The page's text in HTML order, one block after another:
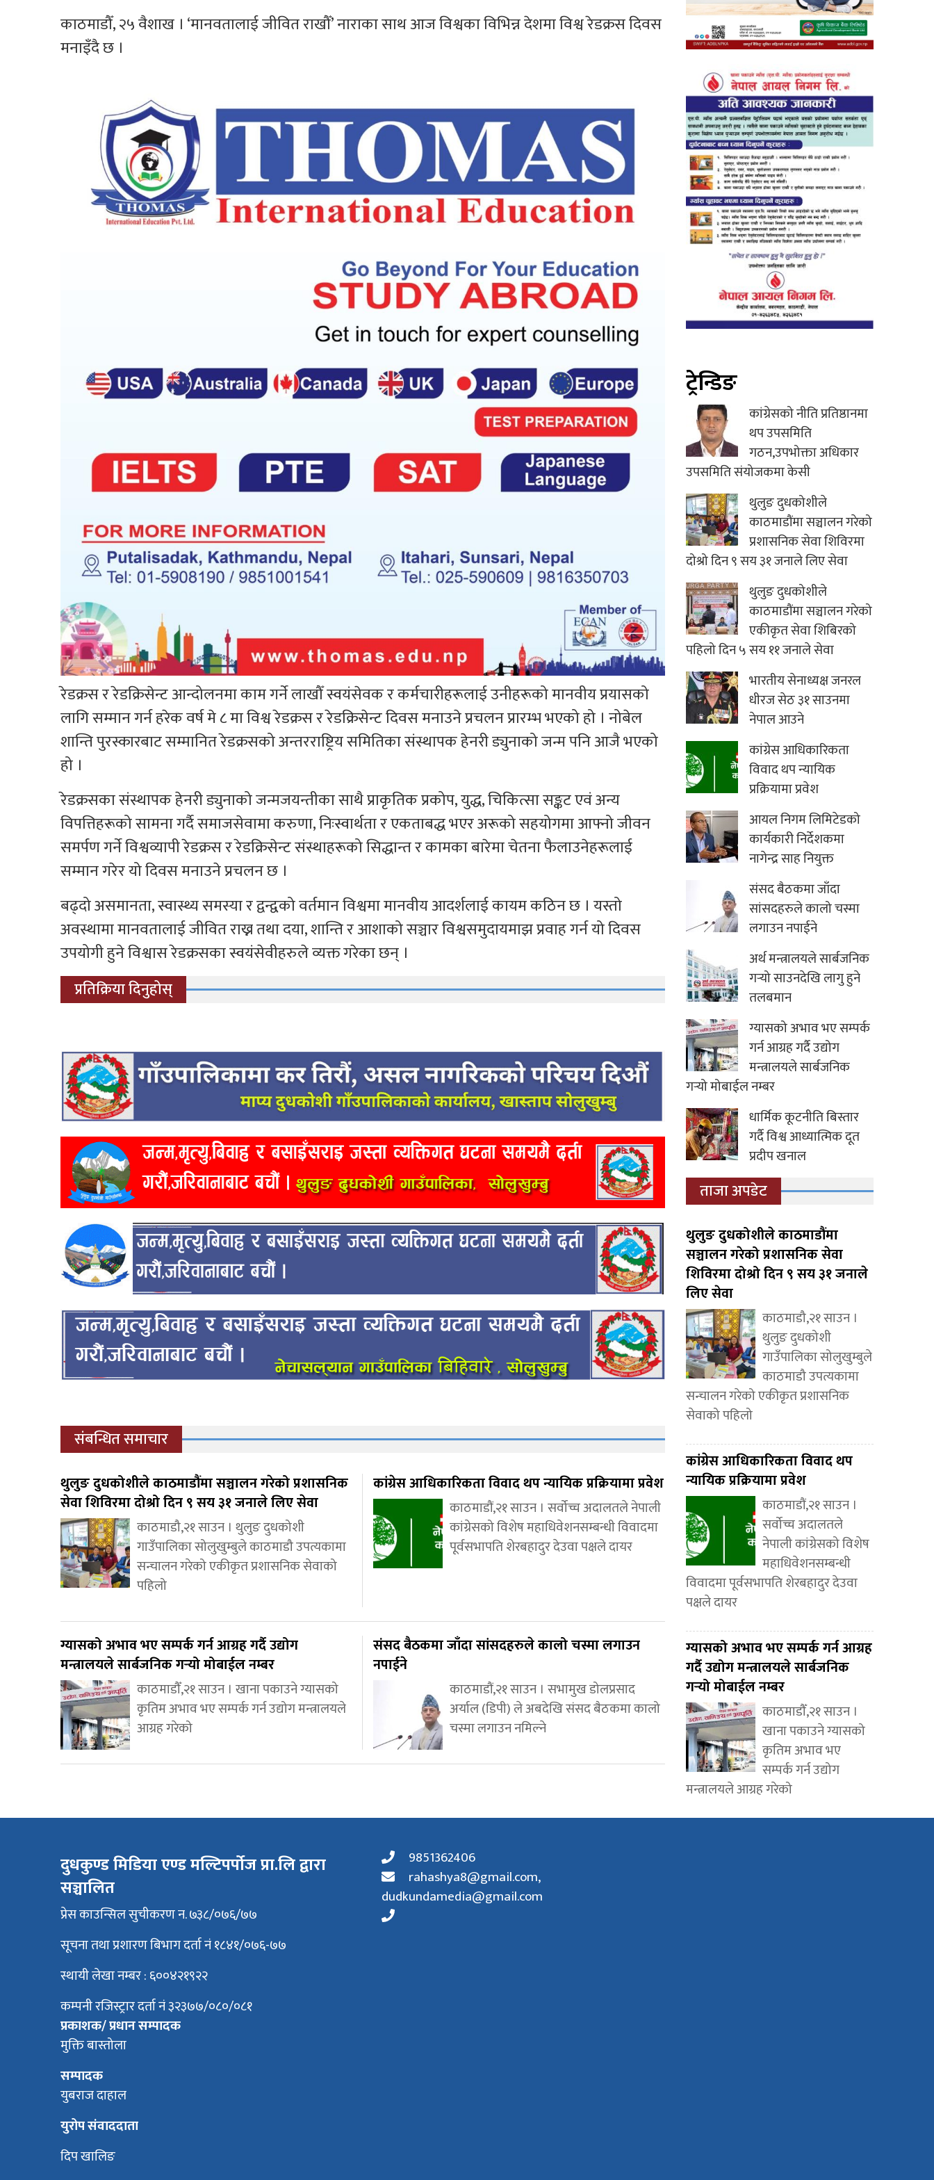
काठमाडौँ, २५ वैशाख । ‘मानवतालाई जीवित राखौँ’ नाराका साथ आज विश्वका विभिन्न देशमा विश्व रेडक्रस दिवस
मनाइँदै छ ।
रेडक्रस र रेडक्रिसेन्ट आन्दोलनमा काम गर्ने लाखौँ स्वयंसेवक र कर्मचारीहरूलाई उनीहरूको मानवीय प्रयासको
लागि सम्मान गर्न हरेक वर्ष मे ८ मा विश्व रेडक्रस र रेडक्रिसेन्ट दिवस मनाउने प्रचलन प्रारम्भ भएको हो । नोबेल
शान्ति पुरस्कारबाट सम्मानित रेडक्रसको अन्तरराष्ट्रिय समितिका संस्थापक हेनरी ड्युनाको जन्म पनि आजै भएको
हो ।
रेडक्रसका संस्थापक हेनरी ड्युनाको जन्मजयन्तीका साथै प्राकृतिक प्रकोप, युद्ध, चिकित्सा सङ्कट एवं अन्य
विपत्तिहरूको सामना गर्दै समाजसेवामा करुणा, निःस्वार्थता र एकताबद्ध भएर अरूको सहयोगमा आफ्नो जीवन
समर्पण गर्ने विश्वव्यापी रेडक्रस र रेडक्रिसेन्ट संस्थाहरूको सिद्धान्त र कामका बारेमा चेतना फैलाउनेहरूलाई
सम्मान गरेर यो दिवस मनाउने प्रचलन छ ।
बढ्दो असमानता, स्वास्थ्य समस्या र द्वन्द्वको वर्तमान विश्वमा मानवीय आदर्शलाई कायम कठिन छ । यस्तो
अवस्थामा मानवतालाई जीवित राख्न तथा दया, शान्ति र आशाको सञ्चार विश्वसमुदायमाझ प्रवाह गर्न यो दिवस
उपयोगी हुने विश्वास रेडक्रसका स्वयंसेवीहरुले व्यक्त गरेका छन् ।
प्रतिक्रिया दिनुहोस्
संबन्धित समाचार
थुलुङ दुधकोशीले काठमाडौंमा सञ्चालन गरेको प्रशासनिक
सेवा शिविरमा दोश्रो दिन ९ सय ३१ जनाले लिए सेवा
काठमाडौ,२१ साउन । थुलुङ दुधकोशी
गाउँपालिका सोलुखुम्बुले काठमाडौ उपत्यकामा
सन्चालन गरेको एकीकृत प्रशासनिक सेवाको
पहिलो
कांग्रेस आधिकारिकता विवाद थप न्यायिक प्रक्रियामा प्रवेश
काठमाडौं,२१ साउन । सर्वोच्च अदालतले नेपाली
कांग्रेसको विशेष महाधिवेशनसम्बन्धी विवादमा
पूर्वसभापति शेरबहादुर देउवा पक्षले दायर
ग्यासको अभाव भए सम्पर्क गर्न आग्रह गर्दै उद्योग
मन्त्रालयले सार्बजनिक गर्‍यो मोबाईल नम्बर
काठमाडौँ,२१ साउन । खाना पकाउने ग्यासको
कृतिम अभाव भए सम्पर्क गर्न उद्योग मन्त्रालयले
आग्रह गरेको
संसद बैठकमा जाँदा सांसदहरुले कालो चस्मा लगाउन
नपाईने
काठमाडौं,२१ साउन । सभामुख डोलप्रसाद
अर्याल (डिपी) ले अबदेखि संसद बैठकमा कालो
चस्मा लगाउन नमिल्ने
ट्रेन्डिङ
कांग्रेसको नीति प्रतिष्ठानमा
थप उपसमिति
गठन,उपभोक्ता अधिकार
उपसमिति संयोजकमा केसी
थुलुङ दुधकोशीले
काठमाडौंमा सञ्चालन गरेको
प्रशासनिक सेवा शिविरमा
दोश्रो दिन ९ सय ३१ जनाले लिए सेवा
थुलुङ दुधकोशीले
काठमाडौंमा सञ्चालन गरेको
एकीकृत सेवा शिबिरको
पहिलो दिन ५ सय ११ जनाले सेवा
भारतीय सेनाध्यक्ष जनरल
धीरज सेठ ३१ साउनमा
नेपाल आउने
कांग्रेस आधिकारिकता
विवाद थप न्यायिक
प्रक्रियामा प्रवेश
आयल निगम लिमिटेडको
कार्यकारी निर्देशकमा
नागेन्द्र साह नियुक्त
संसद बैठकमा जाँदा
सांसदहरुले कालो चस्मा
लगाउन नपाईने
अर्थ मन्त्रालयले सार्बजनिक
गर्‍यो साउनदेखि लागु हुने
तलबमान
ग्यासको अभाव भए सम्पर्क
गर्न आग्रह गर्दै उद्योग
मन्त्रालयले सार्बजनिक
गर्‍यो मोबाईल नम्बर
धार्मिक कूटनीति बिस्तार
गर्दै विश्व आध्यात्मिक दूत
प्रदीप खनाल
ताजा अपडेट
थुलुङ दुधकोशीले काठमाडौंमा
सञ्चालन गरेको प्रशासनिक सेवा
शिविरमा दोश्रो दिन ९ सय ३१ जनाले
लिए सेवा
काठमाडौ,२१ साउन ।
थुलुङ दुधकोशी
गाउँपालिका सोलुखुम्बुले
काठमाडौ उपत्यकामा
सन्चालन गरेको एकीकृत प्रशासनिक
सेवाको पहिलो
कांग्रेस आधिकारिकता विवाद थप
न्यायिक प्रक्रियामा प्रवेश
काठमाडौं,२१ साउन ।
सर्वोच्च अदालतले
नेपाली कांग्रेसको विशेष
महाधिवेशनसम्बन्धी
विवादमा पूर्वसभापति शेरबहादुर देउवा
पक्षले दायर
ग्यासको अभाव भए सम्पर्क गर्न आग्रह
गर्दै उद्योग मन्त्रालयले सार्बजनिक
गर्‍यो मोबाईल नम्बर
काठमाडौँ,२१ साउन ।
खाना पकाउने ग्यासको
कृतिम अभाव भए
सम्पर्क गर्न उद्योग
मन्त्रालयले आग्रह गरेको
दुधकुण्ड मिडिया एण्ड मल्टिपर्पोज प्रा.लि द्वारा
सञ्चालित
प्रेस काउन्सिल सुचीकरण न. ७३८/०७६/७७
सूचना तथा प्रशारण बिभाग दर्ता नं १८४१/०७६-७७
स्थायी लेखा नम्बर : ६००४२१९२२
कम्पनी रजिस्ट्रार दर्ता नं ३२३७७/०८०/०८१
प्रकाशक/ प्रधान सम्पादक
मुक्ति बास्तोला
सम्पादक
युबराज दाहाल
युरोप संवाददाता
दिप खालिङ
9851362406
rahashya8@gmail.com,
dudkundamedia@gmail.com